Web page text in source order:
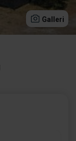
Galleri